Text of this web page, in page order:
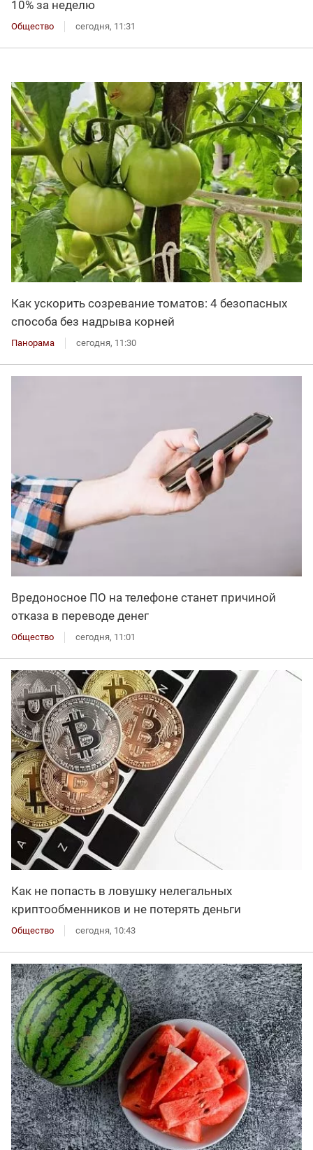
10% за неделю
Общество сегодня, 11:31
Как ускорить созревание томатов: 4 безопасных
способа без надрыва корней
Панорама сегодня, 11:30
Вредоносное ПО на телефоне станет причиной
отказа в переводе денег
Общество сегодня, 11:01
Как не попасть в ловушку нелегальных
криптообменников и не потерять деньги
Общество сегодня, 10:43